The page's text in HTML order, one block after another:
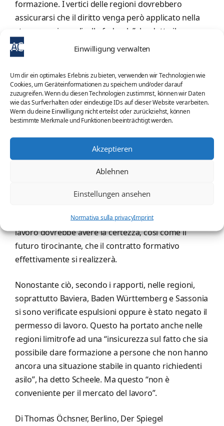
Einwilligung verwalten
Um dir ein optimales Erlebnis zu bieten, verwenden wir Technologien wie
Cookies, um Geräteinformationen zu speichern und/oder darauf
zuzugreifen. Wenn du diesen Technologien zustimmst, können wir Daten
wie das Surfverhalten oder eindeutige IDs auf dieser Website verarbeiten.
Wenn du deine Einwilligung nicht erteilst oder zurückziehst, können
bestimmte Merkmale und Funktionen beeinträchtigt werden.
Akzeptieren
Ablehnen
Einstellungen ansehen
Normativa sulla privacyImprint
formazione. I vertici delle regioni dovrebbero
assicurarsi che il diritto venga però applicato nella
stessa maniera a livello federale”, ha detto il
presidente degli imprenditori Ingo Kramer.
“Altrimenti corriamo il pericolo che le imprese si
tirino indietro dal formare richiedenti asilo o
migranti non accettati ma tollerati”. Questo
penalizzerebbe la loro integrazione nel mercato del
lavoro.
Allo stesso modo la pensa Detlef Scheele, capo
dell’Agenzia Federale per il Lavoro: “Quando si
stessa, a volte anche mesi prima, dovrebbe esserci
che va intesa la regola del 3+2”, ha detto. Il datore di
lavoro dovrebbe avere la certezza, così come il
futuro tirocinante, che il contratto formativo
effettivamente si realizzerà.
Nonostante ciò, secondo i rapporti, nelle regioni,
soprattutto Baviera, Baden Württemberg e Sassonia
si sono verificate espulsioni oppure è stato negato il
permesso di lavoro. Questo ha portato anche nelle
regioni limitrofe ad una “insicurezza sul fatto che sia
possibile dare formazione a persone che non hanno
ancora una situazione stabile in quanto richiedenti
asilo”, ha detto Scheele. Ma questo “non è
conveniente per il mercato del lavoro”.
Di Thomas Öchsner, Berlino, Der Spiegel